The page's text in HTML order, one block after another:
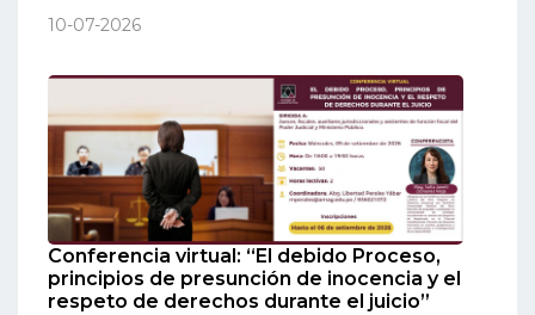
10-07-2026
Conferencia virtual: “El debido Proceso,
principios de presunción de inocencia y el
respeto de derechos durante el juicio”